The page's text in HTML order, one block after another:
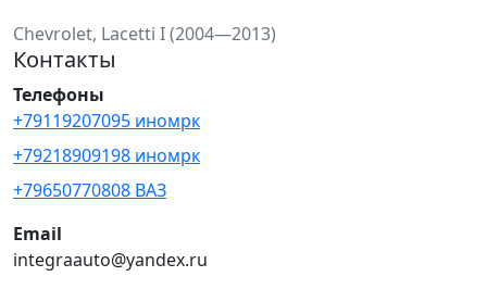
Chevrolet, Lacetti I (2004—2013)
Контакты
Телефоны
+79119207095 иномрк
+79218909198 иномрк
+79650770808 ВАЗ
Email
integraauto@yandex.ru